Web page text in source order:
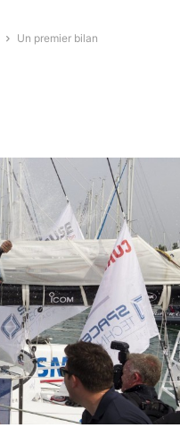
Un premier bilan